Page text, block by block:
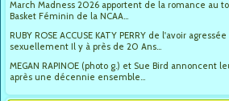
March Madness 2026 apportent de la romance au
Basket Féminin de la NCAA...
RUBY ROSE ACCUSE KATY PERRY de l'avoir agressée
sexuellement Il y à près de 20 Ans...
MEGAN RAPINOE (photo g.) et Sue Bird annoncent
après une décennie ensemble...